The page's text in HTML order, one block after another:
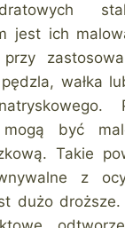
jest ich
wałka
mogą być
Takie
z
dużo